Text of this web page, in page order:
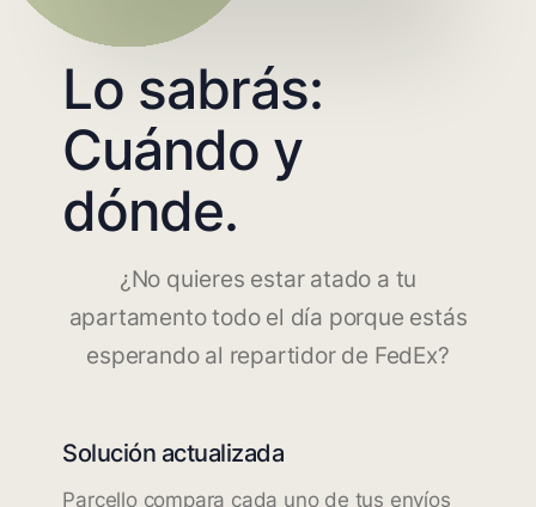
Lo sabrás:
Cuándo y
dónde.
¿No quieres estar atado a tu
apartamento todo el día porque estás
esperando al repartidor de FedEx?
Solución actualizada
Parcello compara cada uno de tus envíos